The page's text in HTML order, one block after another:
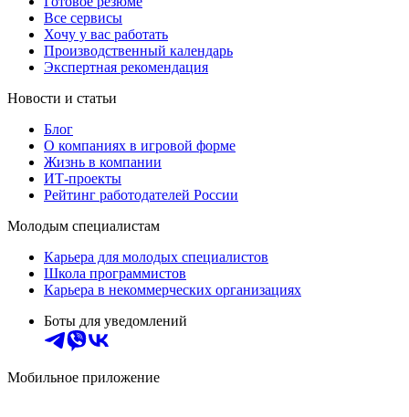
Все сервисы
Хочу у вас работать
Производственный календарь
Экспертная рекомендация
Новости и статьи
Блог
О компаниях в игровой форме
Жизнь в компании
ИТ-проекты
Рейтинг работодателей России
Молодым специалистам
Карьера для молодых специалистов
Школа программистов
Карьера в некоммерческих организациях
Боты для уведомлений
Мобильное приложение